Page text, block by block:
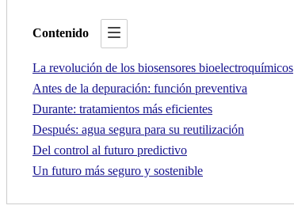
Contenido
La revolución de los biosensores bioelectroquímicos
Antes de la depuración: función preventiva
Durante: tratamientos más eficientes
Después: agua segura para su reutilización
Del control al futuro predictivo
Un futuro más seguro y sostenible